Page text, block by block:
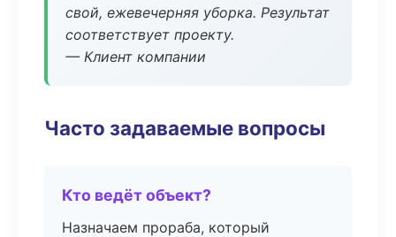
свой, ежевечерняя уборка. Результат
соответствует проекту.
— Клиент компании
Часто задаваемые вопросы
Кто ведёт объект?
Назначаем прораба, который